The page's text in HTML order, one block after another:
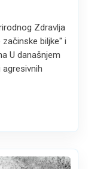
Zdravlja
biljke" i
U današnjem